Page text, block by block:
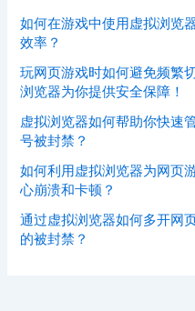
如何在游戏中使用虚拟浏览
效率？
玩网页游戏时如何避免频繁
浏览器为你提供安全保障！
虚拟浏览器如何帮助你快速
号被封禁？
如何利用虚拟浏览器为网页
心崩溃和卡顿？
通过虚拟浏览器如何多开网
的被封禁？